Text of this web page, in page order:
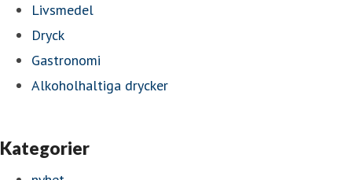
Livsmedel
Dryck
Gastronomi
Alkoholhaltiga drycker
Kategorier